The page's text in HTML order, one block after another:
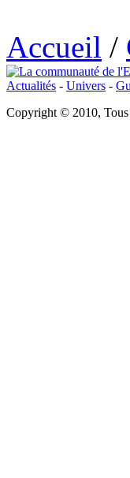
Accueil /
Actualités - Univers -
Copyright © 2010, Tous